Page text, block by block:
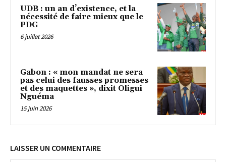
UDB : un an d’existence, et la
nécessité de faire mieux que le
PDG
6 juillet 2026
Gabon : « mon mandat ne sera
pas celui des fausses promesses
et des maquettes », dixit Oligui
Nguéma
15 juin 2026
LAISSER UN COMMENTAIRE